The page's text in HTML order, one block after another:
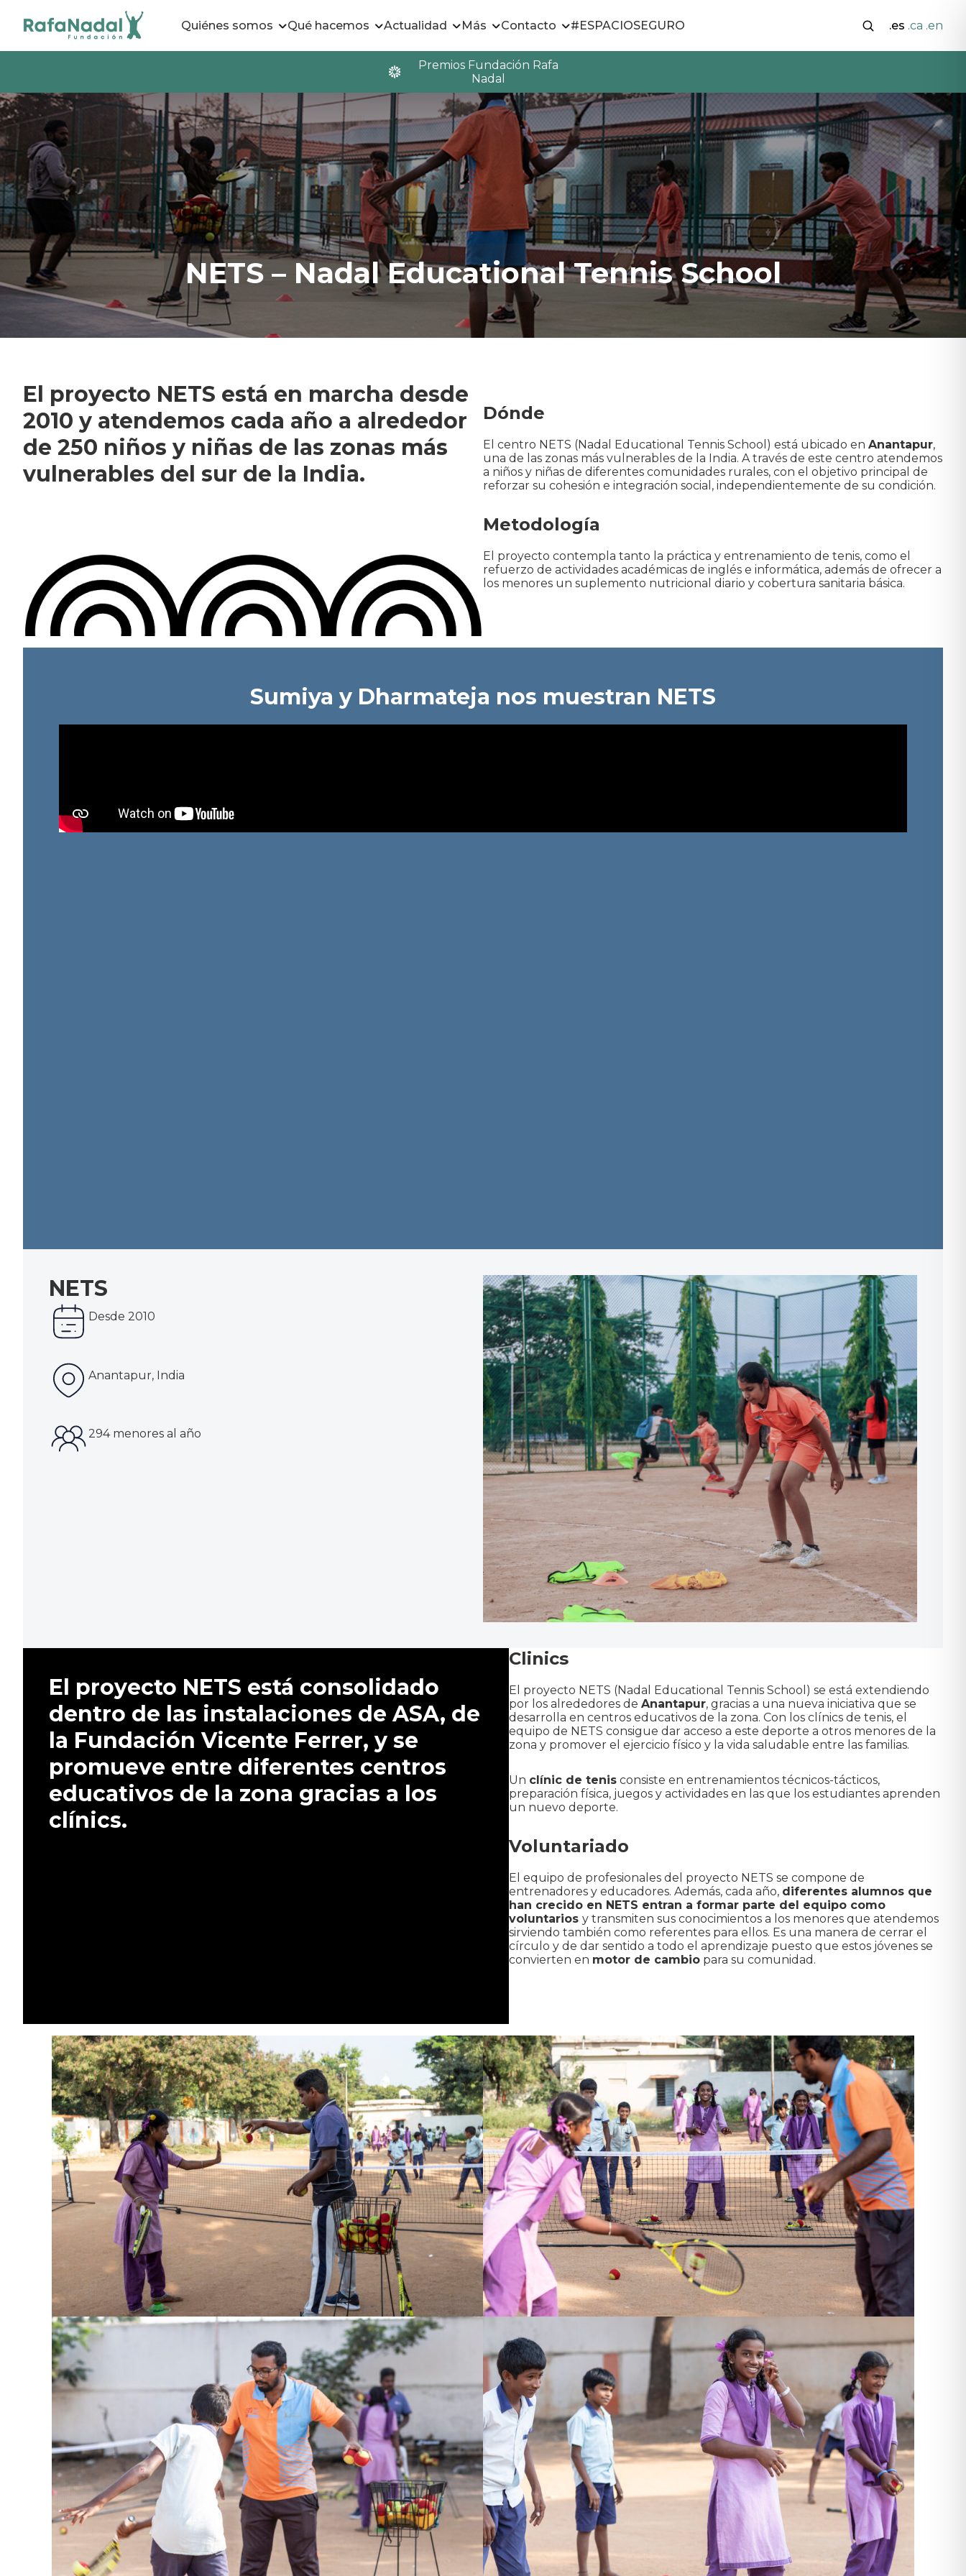
Quiénes somos Qué hacemos Actualidad Más Contacto #ESPACIOSEGURO .es .ca .en
Premios Fundación Rafa
Nadal
NETS – Nadal Educational Tennis School
El proyecto NETS está en marcha desde
2010 y atendemos cada año a alrededor
de 250 niños y niñas de las zonas más
vulnerables del sur de la India.
Dónde
El centro NETS (Nadal Educational Tennis School) está ubicado en Anantapur,
una de las zonas más vulnerables de la India. A través de este centro atendemos
a niños y niñas de diferentes comunidades rurales, con el objetivo principal de
reforzar su cohesión e integración social, independientemente de su condición.
Metodología
El proyecto contempla tanto la práctica y entrenamiento de tenis, como el
refuerzo de actividades académicas de inglés e informática, además de ofrecer a
los menores un suplemento nutricional diario y cobertura sanitaria básica.
Sumiya y Dharmateja nos muestran NETS
NETS
Desde 2010
Anantapur, India
294 menores al año
El proyecto NETS está consolidado
dentro de las instalaciones de ASA, de
la Fundación Vicente Ferrer, y se
promueve entre diferentes centros
educativos de la zona gracias a los
clínics.
Clinics
El proyecto NETS (Nadal Educational Tennis School) se está extendiendo
por los alrededores de Anantapur, gracias a una nueva iniciativa que se
desarrolla en centros educativos de la zona. Con los clínics de tenis, el
equipo de NETS consigue dar acceso a este deporte a otros menores de la
zona y promover el ejercicio físico y la vida saludable entre las familias.
Un clínic de tenis consiste en entrenamientos técnicos-tácticos,
preparación física, juegos y actividades en las que los estudiantes aprenden
un nuevo deporte.
Voluntariado
El equipo de profesionales del proyecto NETS se compone de
entrenadores y educadores. Además, cada año, diferentes alumnos que
han crecido en NETS entran a formar parte del equipo como
voluntarios y transmiten sus conocimientos a los menores que atendemos
sirviendo también como referentes para ellos. Es una manera de cerrar el
círculo y de dar sentido a todo el aprendizaje puesto que estos jóvenes se
convierten en motor de cambio para su comunidad.